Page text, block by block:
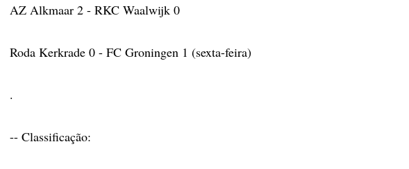
AZ Alkmaar 2 - RKC Waalwijk 0
Roda Kerkrade 0 - FC Groningen 1 (sexta-feira)
.
-- Classificação: